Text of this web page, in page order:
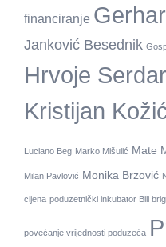
financiranje
Janković Besednik
Hrvoje
Kristijan
Luciano Beg Marko Mišulić Mate
Milan Pavlović Monika Brzović
cijena poduzetnički inkubator Bili brig
povećanje vrijednosti poduzeća